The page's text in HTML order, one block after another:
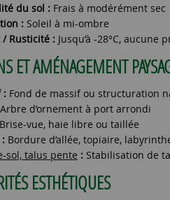
du sol : Frais à modérément sec
: Soleil à mi-ombre
/ Rusticité : Jusqu’à -28°C,
ET AMÉNAGEMENT
: Fond de massif ou structuration
Arbre d’ornement à port arrondi
Brise-vue, haie libre ou taillée
: Bordure d’allée, topiaire,
sol, talus pente : Stabilisation de
ESTHÉTIQUES